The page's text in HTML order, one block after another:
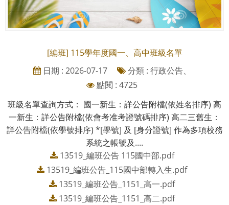
[編班] 115學年度國一、高中班級名單
日期 : 2026-07-17
分類 : 行政公告、
點閱 : 4725
班級名單查詢方式： 國一新生：詳公告附檔(依姓名排序) 高
一新生：詳公告附檔(依會考准考證號碼排序) 高二三舊生：
詳公告附檔(依學號排序) *[學號] 及 [身分證號] 作為多項校務
系統之帳號及....
13519_編班公告 115國中部.pdf
13519_編班公告_115國中部轉入生.pdf
13519_編班公告_1151_高一.pdf
13519_編班公告_1151_高二.pdf